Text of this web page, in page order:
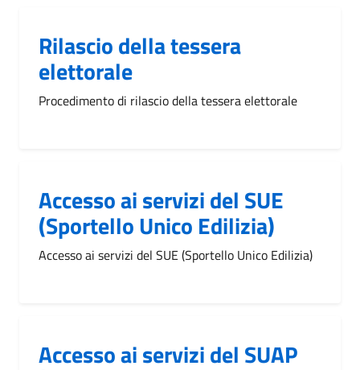
Rilascio della tessera
elettorale
Procedimento di rilascio della tessera elettorale
Accesso ai servizi del SUE
(Sportello Unico Edilizia)
Accesso ai servizi del SUE (Sportello Unico Edilizia)
Accesso ai servizi del SUAP